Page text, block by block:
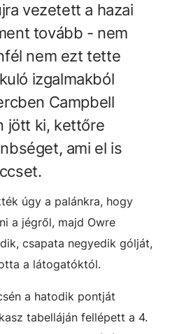
vezetett a hazai
tovább - nem
nem ezt tette
izgalmakból
Campbell
jött ki, kettőre
ami el is
úgy a palánkra, hogy
a jégről, majd Owre
csapata negyedik gólját,
a látogatóktól.
a hatodik pontját
tabelláján fellépett a 4.